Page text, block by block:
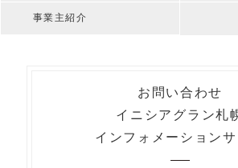
事業主紹介
お問い合わせ
イニシアグラン札
インフォメーション